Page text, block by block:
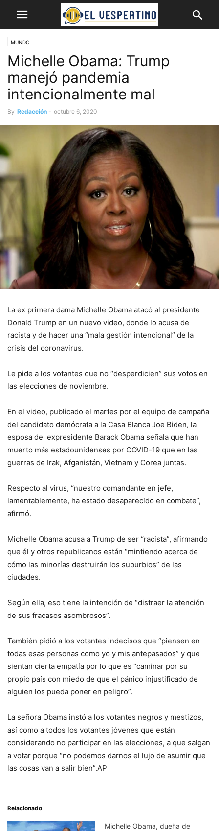
MUNDO
Michelle Obama: Trump
manejó pandemia
intencionalmente mal
By Redacción - octubre 6, 2020
La ex primera dama Michelle Obama atacó al presidente
Donald Trump en un nuevo video, donde lo acusa de
racista y de hacer una “mala gestión intencional” de la
crisis del coronavirus.
Le pide a los votantes que no “desperdicien” sus votos en
las elecciones de noviembre.
En el video, publicado el martes por el equipo de campaña
del candidato demócrata a la Casa Blanca Joe Biden, la
esposa del expresidente Barack Obama señala que han
muerto más estadounidenses por COVID-19 que en las
guerras de Irak, Afganistán, Vietnam y Corea juntas.
Respecto al virus, “nuestro comandante en jefe,
lamentablemente, ha estado desaparecido en combate”,
afirmó.
Michelle Obama acusa a Trump de ser “racista”, afirmando
que él y otros republicanos están “mintiendo acerca de
cómo las minorías destruirán los suburbios” de las
ciudades.
Según ella, eso tiene la intención de “distraer la atención
de sus fracasos asombrosos”.
También pidió a los votantes indecisos que “piensen en
todas esas personas como yo y mis antepasados” y que
sientan cierta empatía por lo que es “caminar por su
propio país con miedo de que el pánico injustificado de
alguien los pueda poner en peligro”.
La señora Obama instó a los votantes negros y mestizos,
así como a todos los votantes jóvenes que están
considerando no participar en las elecciones, a que salgan
a votar porque “no podemos darnos el lujo de asumir que
las cosas van a salir bien”.AP
Relacionado
Michelle Obama, dueña de